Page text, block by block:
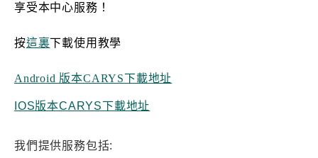
享受本中心服務！
按這裏下載使用教學
Android 版本CARYS下載地址
IOS版本CARYS下載地址
我們提供服務包括: